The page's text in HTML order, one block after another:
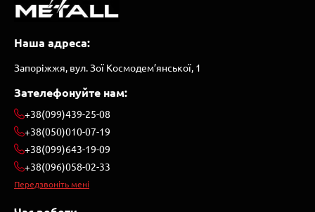
Наша адреса:
Запоріжжя, вул. Зої Космодем’янської, 1
Зателефонуйте нам:
+38(099)439-25-08
+38(050)010-07-19
+38(099)643-19-09
+38(096)058-02-33
Передзвоніть мені